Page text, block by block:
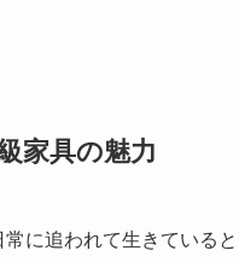
家具の魅力
に追われて生きている